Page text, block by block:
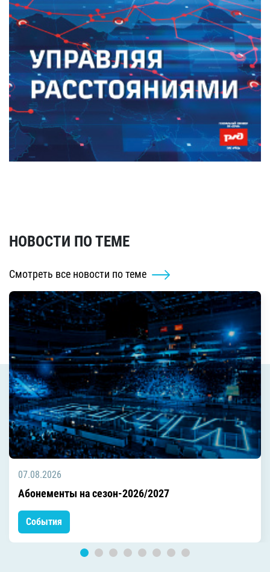
НОВОСТИ ПО ТЕМЕ
Смотреть все новости по теме
07.08.2026
Абонементы на сезон-2026/2027
События